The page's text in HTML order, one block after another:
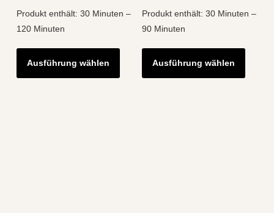
Produkt enthält: 30 Minuten –
120 Minuten
Ausführung wählen
Dieses
Produkt
weist
Produkt enthält: 30 Minuten –
90 Minuten
Ausführung wählen
weist